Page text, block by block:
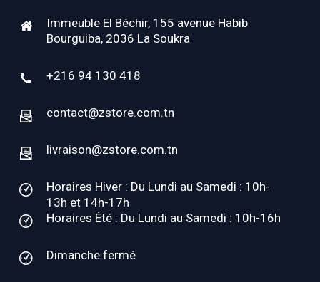
Immeuble El Béchir, 155 avenue Habib
Bourguiba, 2036 La Soukra
+216 94 130 418
contact@zstore.com.tn
livraison@zstore.com.tn
Horaires Hiver : Du Lundi au Samedi : 10h-
13h et 14h-17h
Horaires Été : Du Lundi au Samedi : 10h-16h
Dimanche fermé